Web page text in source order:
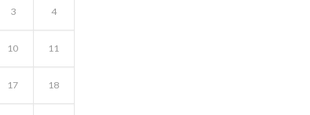
3 4
10 11
17 18